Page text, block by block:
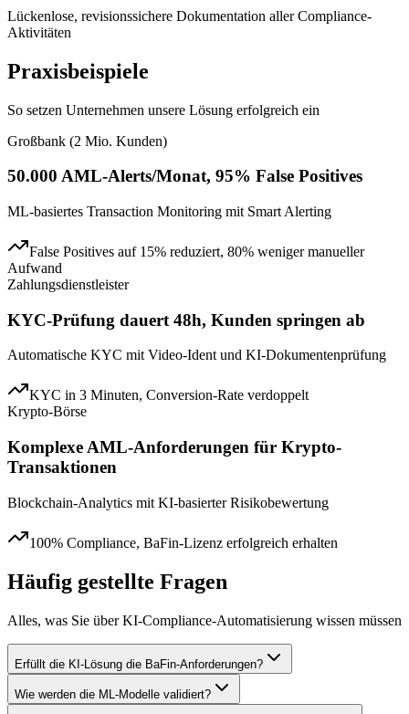
Lückenlose, revisionssichere Dokumentation aller Compliance-
Aktivitäten
Praxisbeispiele
So setzen Unternehmen unsere Lösung erfolgreich ein
Großbank (2 Mio. Kunden)
50.000 AML-Alerts/Monat, 95% False Positives
ML-basiertes Transaction Monitoring mit Smart Alerting
False Positives auf 15% reduziert, 80% weniger manueller
Aufwand
Zahlungsdienstleister
KYC-Prüfung dauert 48h, Kunden springen ab
Automatische KYC mit Video-Ident und KI-Dokumentenprüfung
KYC in 3 Minuten, Conversion-Rate verdoppelt
Krypto-Börse
Komplexe AML-Anforderungen für Krypto-
Transaktionen
Blockchain-Analytics mit KI-basierter Risikobewertung
100% Compliance, BaFin-Lizenz erfolgreich erhalten
Häufig gestellte Fragen
Alles, was Sie überKI-Compliance-Automatisierung wissen müssen
Erfüllt die KI-Lösung die BaFin-Anforderungen?
Wie werden die ML-Modelle validiert?